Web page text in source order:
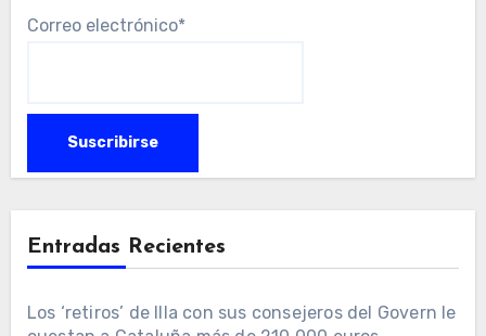
Correo electrónico*
Entradas Recientes
Los ‘retiros’ de Illa con sus consejeros del Govern le